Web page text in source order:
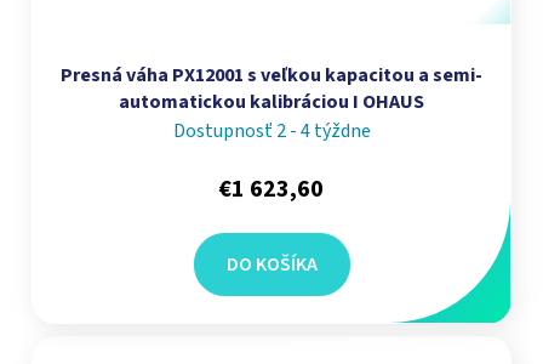
Presná váha PX12001 s veľkou kapacitou a semi-
automatickou kalibráciou I OHAUS
Dostupnosť 2 - 4 týždne
€1 623,60
DO KOŠÍKA